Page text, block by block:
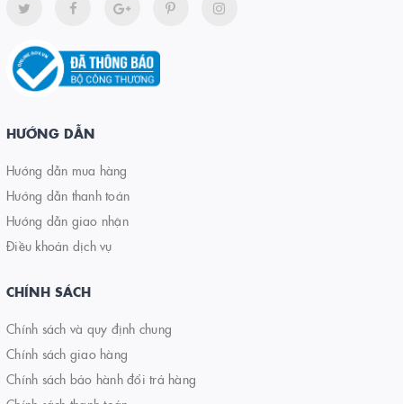
HƯỚNG DẪN
Hướng dẫn mua hàng
Hướng dẫn thanh toán
Hướng dẫn giao nhận
Điều khoản dịch vụ
CHÍNH SÁCH
Chính sách và quy định chung
Chính sách giao hàng
Chính sách bảo hành đổi trả hàng